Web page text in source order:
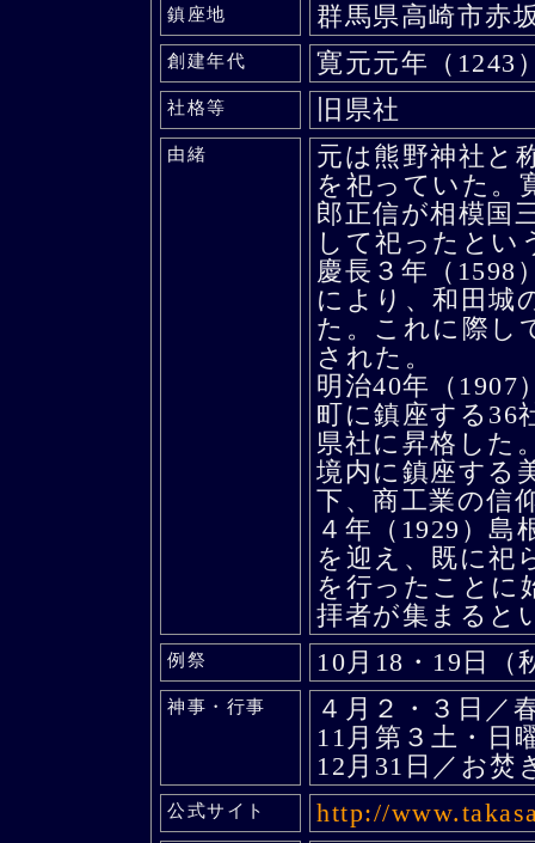
鎮座地 群馬県高崎市
創建年代 寛元元年（1243
社格等 旧県社
由緒
元は熊野神社と
を祀っていた。
郎正信が相模国
して祀ったとい
慶長３年（1598
により、和田城
た。これに際し
された。
明治40年（1907
町に鎮座する36
県社に昇格した
境内に鎮座する
下、商工業の信
４年（1929）島
を迎え、既に祀
を行ったことに
拝者が集まると
例祭 10月18・19日（
神事・行事
４月２・３日／
11月第３土・日
12月31日／お焚
公式サイト http://